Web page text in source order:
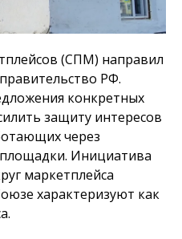
(СПМ) направил
РФ.
конкретных
защиту интересов
через
Инициатива
маркетплейса
характеризуют как